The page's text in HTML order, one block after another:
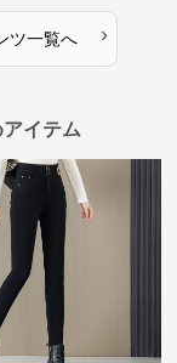
ツ一覧へ ›
イテム